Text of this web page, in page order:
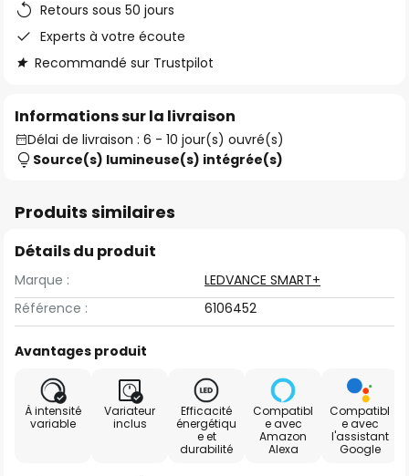
Retours sous 50 jours
Experts à votre écoute
Recommandé sur Trustpilot
Informations sur la livraison
Délai de livraison : 6 - 10 jour(s) ouvré(s)
Source(s) lumineuse(s) intégrée(s)
Produits similaires
Détails du produit
Marque :
LEDVANCE SMART+
Référence :
6106452
Avantages produit
À intensité
variable
Variateur
inclus
Efficacité
énergétiqu
e et
durabilité
Compatibl
e avec
Amazon
Alexa
Compatibl
e avec
l'assistant
Google